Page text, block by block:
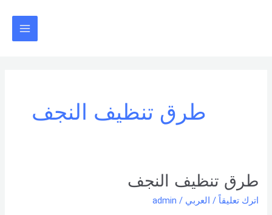
طرق تنظيف النجف
طرق تنظيف النجف
اترك تعليقاً / العربي /
admin
طرق
تنظيف
النجف